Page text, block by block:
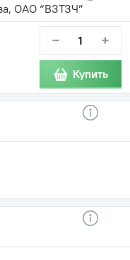
ОАО “ВЗТЗЧ”
− +
Купить